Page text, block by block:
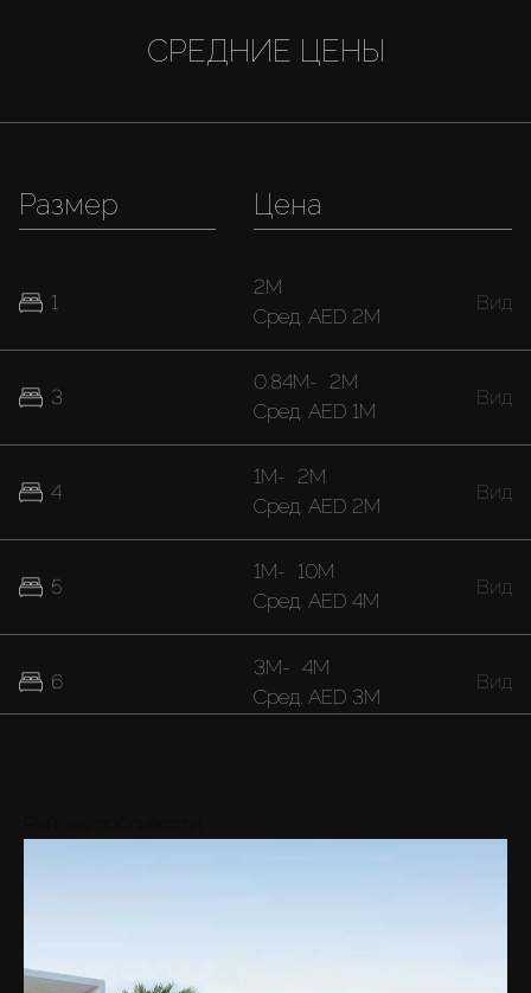
СРЕДНИЕ ЦЕНЫ
Размер
1
3
4
5
6
Цена
2M
Cред. AED 2M
Вид
0.84M- 2M
Cред. AED 1M
Вид
1M- 2M
Cред. AED 2M
Вид
1M- 10M
Cред. AED 4M
Вид
3M- 4M
Cред. AED 3M
Вид